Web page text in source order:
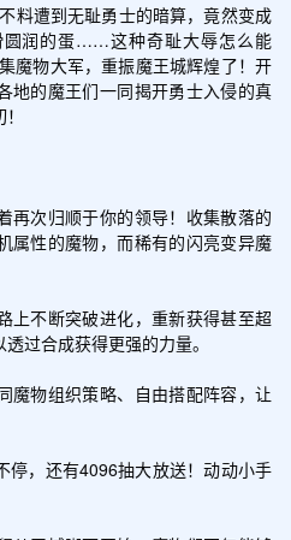
料遭到无耻勇士的暗算，竟然变成
润的蛋……这种奇耻大辱怎么能
魔物大军，重振魔王城辉煌了！开
地的魔王们一同揭开勇士入侵的真
再次归顺于你的领导！收集散落的
属性的魔物，而稀有的闪亮变异魔
上不断突破进化，重新获得甚至超
过合成获得更强的力量。
魔物组织策略、自由搭配阵容，让
停，还有4096抽大放送！动动小手